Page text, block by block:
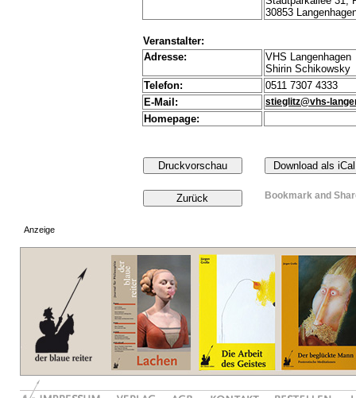
30853
Veranstalter:
Adresse:
VHS Langenhagen
Shirin Schikowsky
Telefon:
0511 7307 4333
E-Mail:
stieglitz@vhs-
Homepage:
Anzeige